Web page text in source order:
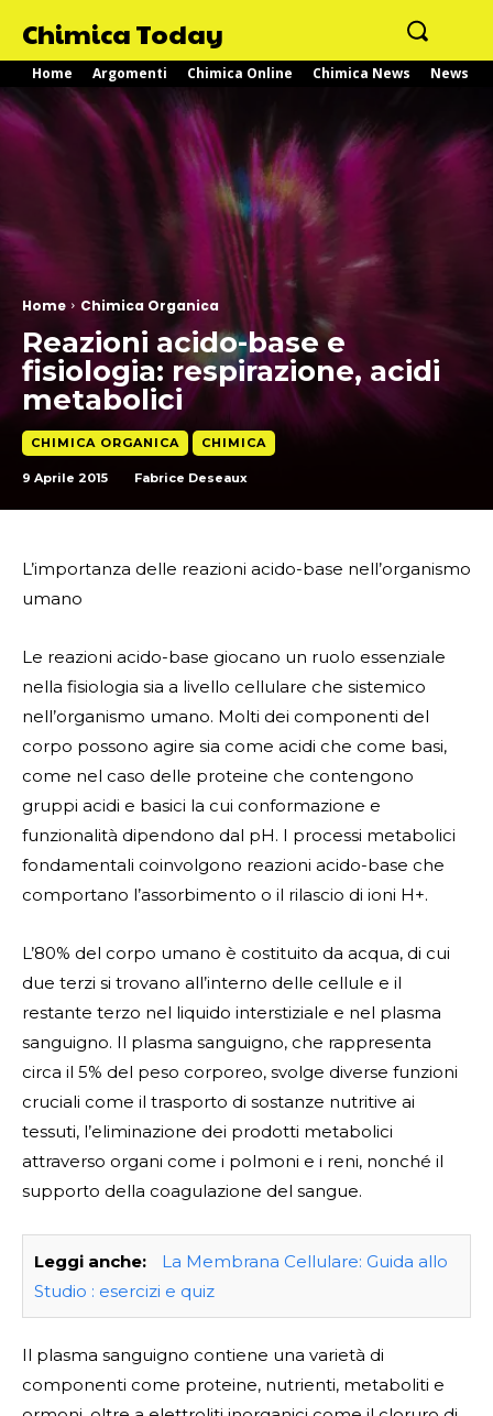
Chimica Today
Home Argomenti Chimica Online Chimica News News
Home Chimica Organica
Reazioni acido-base e
fisiologia: respirazione, acidi
metabolici
CHIMICA ORGANICA CHIMICA
9 Aprile 2015 Fabrice Deseaux
L’importanza delle reazioni acido-base nell’organismo
umano
Le reazioni acido-base giocano un ruolo essenziale
nella fisiologia sia a livello cellulare che sistemico
nell’organismo umano. Molti dei componenti del
corpo possono agire sia come acidi che come basi,
come nel caso delle proteine che contengono
gruppi acidi e basici la cui conformazione e
funzionalità dipendono dal pH. I processi metabolici
fondamentali coinvolgono reazioni acido-base che
comportano l’assorbimento o il rilascio di ioni H+.
L’80% del corpo umano è costituito da acqua, di cui
due terzi si trovano all’interno delle cellule e il
restante terzo nel liquido interstiziale e nel plasma
sanguigno. Il plasma sanguigno, che rappresenta
circa il 5% del peso corporeo, svolge diverse funzioni
cruciali come il trasporto di sostanze nutritive ai
tessuti, l’eliminazione dei prodotti metabolici
attraverso organi come i polmoni e i reni, nonché il
supporto della coagulazione del sangue.
Leggi anche:
La Membrana Cellulare: Guida allo
Studio : esercizi e quiz
Il plasma sanguigno contiene una varietà di
componenti come proteine, nutrienti, metaboliti e